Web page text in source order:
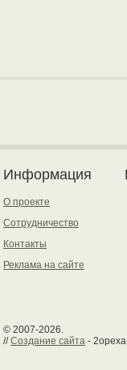
Информация
О проекте
Сотрудничество
Контакты
Реклама на сайте
© 2007-2026.
//Создание сайта - 2opexa